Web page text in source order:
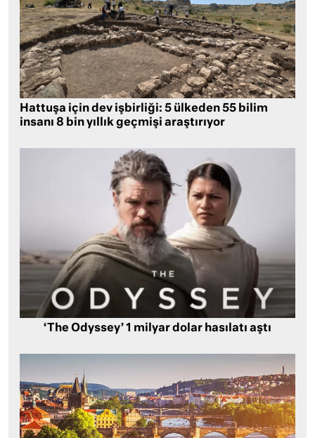
Hattuşa için dev işbirliği: 5 ülkeden 55 bilim
insanı 8 bin yıllık geçmişi araştırıyor
‘The Odyssey’ 1 milyar dolar hasılatı aştı